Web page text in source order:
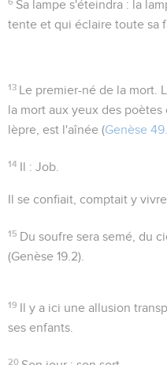
Sa lampe s'éteindra : la
tente et qui éclaire toute sa
13 Le premier-né de la mort .
la mort aux yeux des
lèpre, est l'aînée (Genèse
14 Il : Job.
Il se confiait , comptait y
15 Du soufre sera semé , du
(Genèse 19.2).
19 Il y a ici une allusion
ses enfants.
20